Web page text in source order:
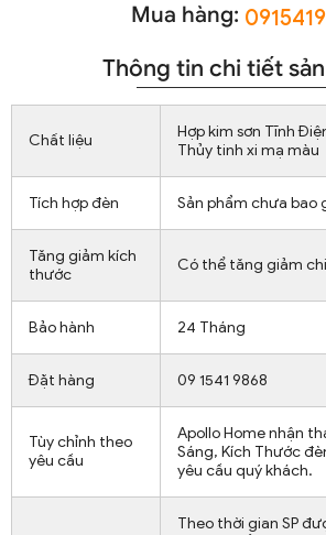
Mua hàng:
Thông tin chi tiết
Chất liệu
Hợp kim sơn Tĩnh
Thủy tinh xi mạ màu
Tích hợp đèn Sản phẩm chưa bao
Tăng giảm kích
thước
Có thể tăng giảm
Bảo hành 24 Tháng
Đặt hàng 09 1541 9868
Tùy chỉnh theo
yêu cầu
Apollo Home nhận
Sáng, Kích Thước
yêu cầu quý khách.
Theo thời gian SP